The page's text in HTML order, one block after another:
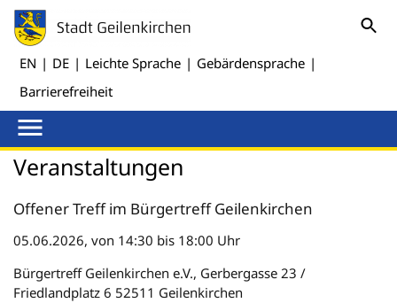
EN | DE | Leichte Sprache | Gebärdensprache |
Barrierefreiheit
Veranstaltungen
Offener Treff im Bürgertreff Geilenkirchen
05.06.2026, von 14:30 bis 18:00 Uhr
Bürgertreff Geilenkirchen e.V., Gerbergasse 23 /
Friedlandplatz 6 52511 Geilenkirchen